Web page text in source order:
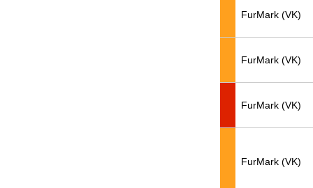
FurMark (VK)
FurMark (VK)
FurMark (VK)
FurMark (VK)